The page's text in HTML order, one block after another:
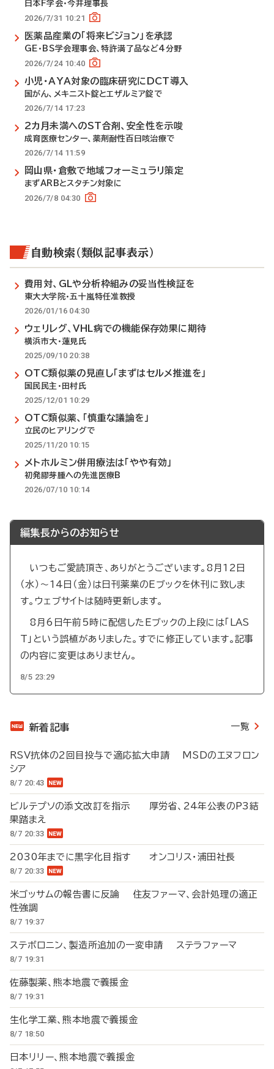
日本F学会・今井理事長
2026/7/31 10:21
医薬品産業の「将来ビジョン」を承認
GE・BS学会理事会、特許満了品など4分野
2026/7/24 10:40
小児・AYA対象の臨床研究にDCT導入
国がん、メキニスト錠とエザルミア錠で
2026/7/14 17:23
2カ月未満へのST合剤、安全性を示唆
成育医療センター、薬剤耐性百日咳治療で
2026/7/14 11:59
岡山県・倉敷で地域フォーミュラリ策定
まずARBとスタチン対象に
2026/7/8 04:30
自動検索（類似記事表示）
費用対、GLや分析枠組みの妥当性検証を
東大大学院・五十嵐特任准教授
2026/01/16 04:30
ウェリレグ、VHL病での機能保存効果に期待
横浜市大・蓮見氏
2025/09/10 20:38
OTC類似薬の見直し「まずはセルメ推進を」
国民民主・田村氏
2025/12/01 10:29
OTC類似薬、「慎重な議論を」
立民のヒアリングで
2025/11/20 10:15
メトホルミン併用療法は「やや有効」
初発膠芽腫への先進医療B
2026/07/10 10:14
編集長からのお知らせ
いつもご愛読頂き、ありがとうございます。8月12日
（水）～14日（金）は日刊薬業のEブックを休刊に致しま
す。ウェブサイトは随時更新します。
8月6日午前5時に配信したEブックの上段には「LAS
T」という誤植がありました。すでに修正しています。記事
の内容に変更はありません。
8/5 23:29
新着記事 一覧
RSV抗体の2回目投与で適応拡大申請 MSDのエヌフロン
シア
8/7 20:43
ビルテプソの添文改訂を指示 厚労省、24年公表のP3結
果踏まえ
8/7 20:33
2030年までに黒字化目指す オンコリス・浦田社長
8/7 20:33
米ゴッサムの報告書に反論 住友ファーマ、会計処理の適正
性強調
8/7 19:37
ステボロニン、製造所追加の一変申請 ステラファーマ
8/7 19:31
佐藤製薬、熊本地震で義援金
8/7 19:31
生化学工業、熊本地震で義援金
8/7 18:50
日本リリー、熊本地震で義援金